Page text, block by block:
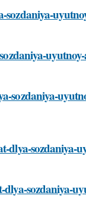
sozdaniya-
dlya-sozdaniya-
sozdaniya-